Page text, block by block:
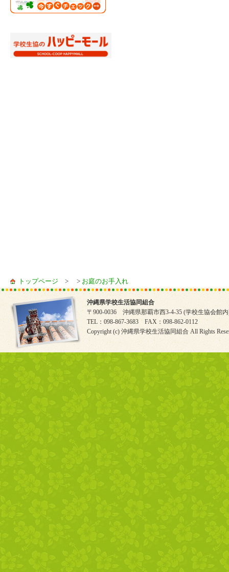
トップページ > > お庭のお手入れ
沖縄県学校生活協同組合
〒900-0036 沖縄県那覇市西3-4-35 (学校生協会館
TEL：098-867-3683 FAX：098-862-0112
Copyright (c) 沖縄県学校生活協同組合 All Rights